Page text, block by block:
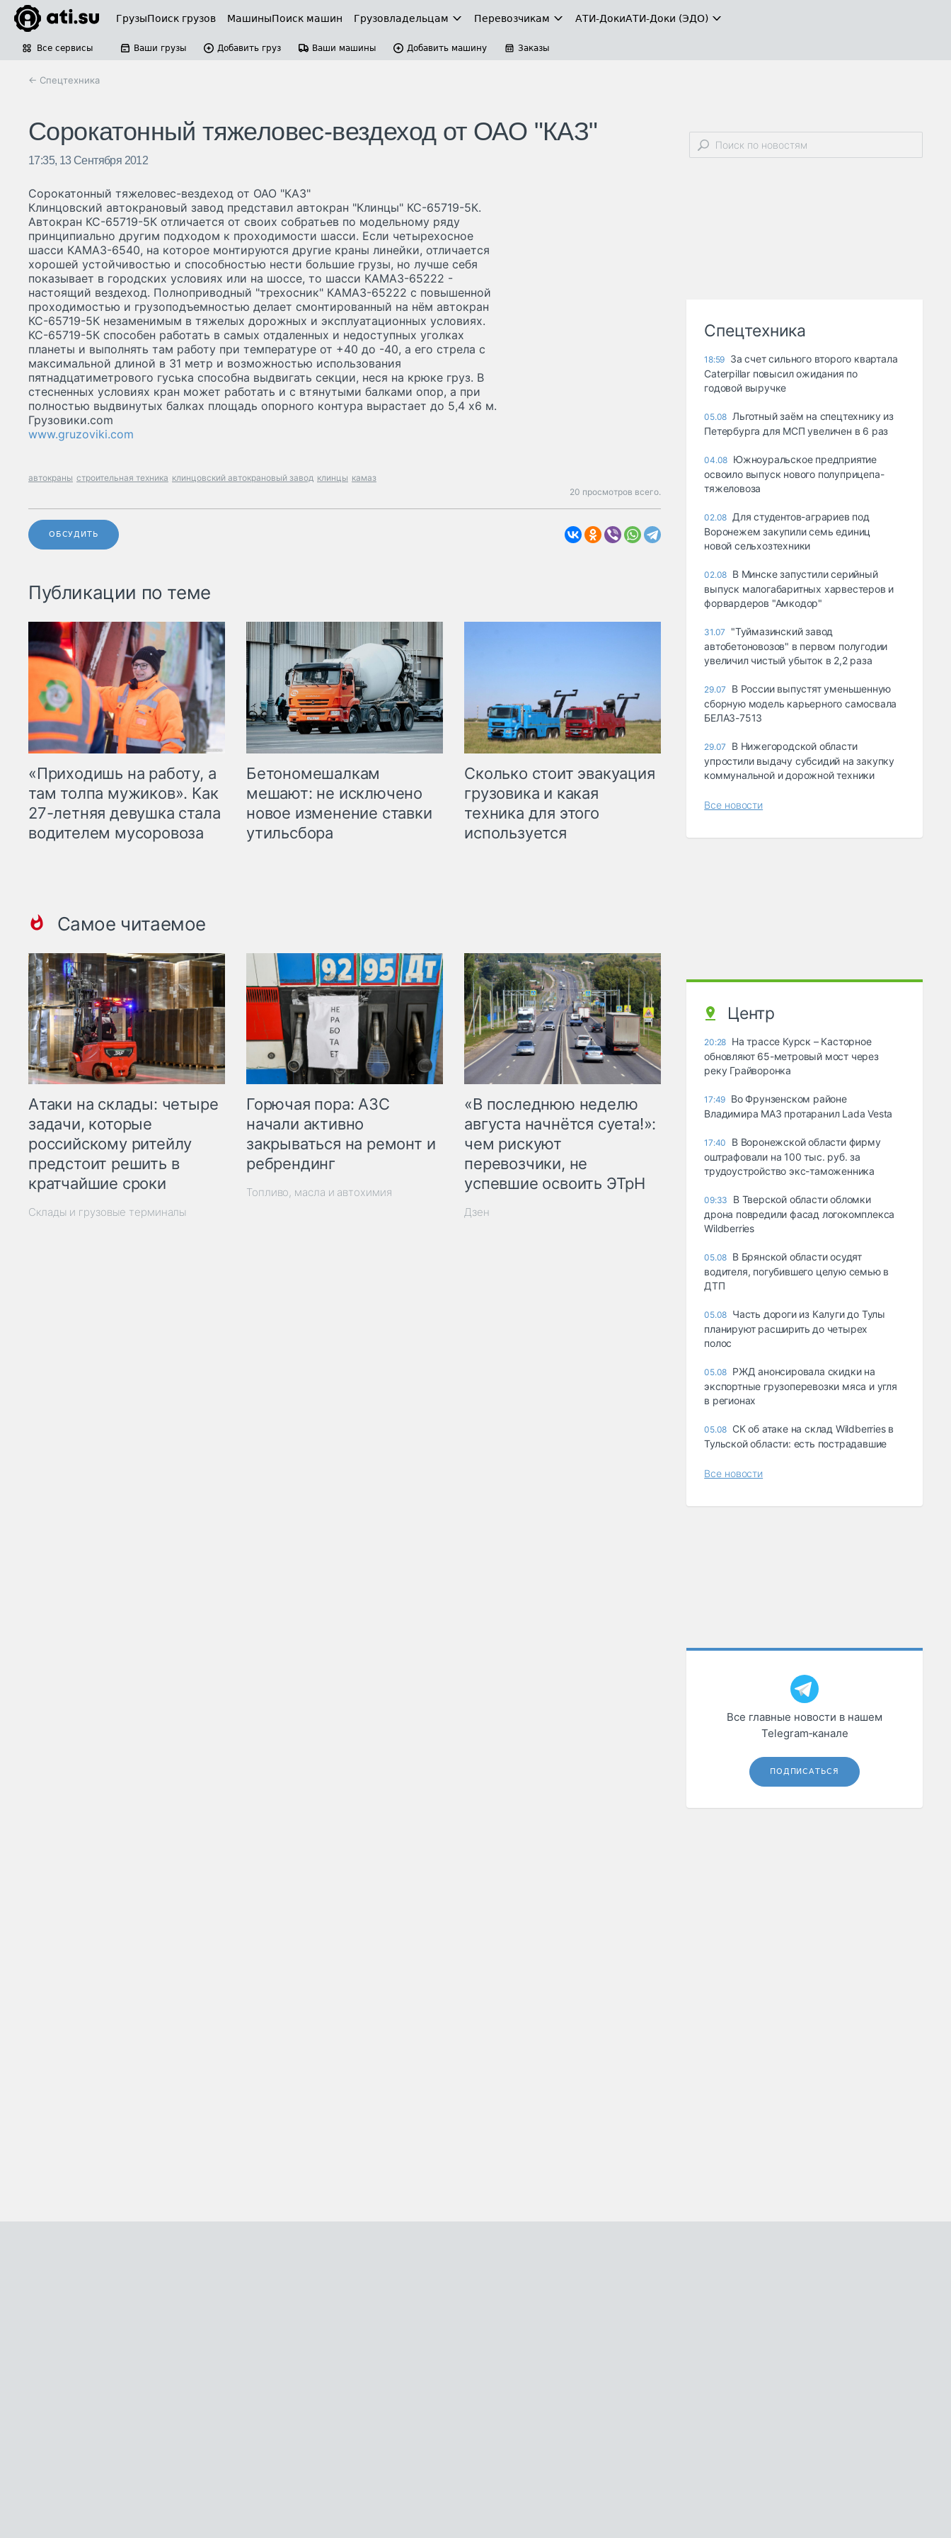
ГрузыПоиск грузов МашиныПоиск машин Грузовладельцам Перевозчикам АТИ-ДокиАТИ-Доки (ЭДО)
Все сервисы Ваши грузы Добавить груз Ваши машины Добавить машину Заказы
← Спецтехника
Сорокатонный тяжеловес-вездеход от ОАО "КАЗ"
17:35, 13 Сентября 2012
Сорокатонный тяжеловес-вездеход от ОАО "КАЗ"
Клинцовский автокрановый завод представил автокран "Клинцы" КС-65719-5К.
Автокран КС-65719-5К отличается от своих собратьев по модельному ряду
принципиально другим подходом к проходимости шасси. Если четырехосное
шасси КАМАЗ-6540, на которое монтируются другие краны линейки, отличается
хорошей устойчивостью и способностью нести большие грузы, но лучше себя
показывает в городских условиях или на шоссе, то шасси КАМАЗ-65222 -
настоящий вездеход. Полноприводный "трехосник" КАМАЗ-65222 с повышенной
проходимостью и грузоподъемностью делает смонтированный на нём автокран
КС-65719-5К незаменимым в тяжелых дорожных и эксплуатационных условиях.
КС-65719-5К способен работать в самых отдаленных и недоступных уголках
планеты и выполнять там работу при температуре от +40 до -40, а его стрела с
максимальной длиной в 31 метр и возможностью использования
пятнадцатиметрового гуська способна выдвигать секции, неся на крюке груз. В
стесненных условиях кран может работать и с втянутыми балками опор, а при
полностью выдвинутых балках площадь опорного контура вырастает до 5,4 х6 м.
Грузовики.com
www.gruzoviki.com
автокраны строительная техника клинцовский автокрановый завод клинцы камаз
20 просмотров всего.
ОБСУДИТЬ
Публикации по теме
«Приходишь на работу, а
там толпа мужиков». Как
27-летняя девушка стала
водителем мусоровоза
Бетономешалкам
мешают: не исключено
новое изменение ставки
утильсбора
Сколько стоит эвакуация
грузовика и какая
техника для этого
используется
Самое читаемое
Атаки на склады: четыре
задачи, которые
российскому ритейлу
предстоит решить в
кратчайшие сроки
Склады и грузовые терминалы
Горючая пора: АЗС
начали активно
закрываться на ремонт и
ребрендинг
Топливо, масла и автохимия
«В последнюю неделю
августа начнётся суета!»:
чем рискуют
перевозчики, не
успевшие освоить ЭТрН
Дзен
Спецтехника
18:59 За счет сильного второго квартала
Caterpillar повысил ожидания по
годовой выручке
05.08 Льготный заём на спецтехнику из
Петербурга для МСП увеличен в 6 раз
04.08 Южноуральское предприятие
освоило выпуск нового полуприцепа-
тяжеловоза
02.08 Для студентов-аграриев под
Воронежем закупили семь единиц
новой сельхозтехники
02.08 В Минске запустили серийный
выпуск малогабаритных харвестеров и
форвардеров "Амкодор"
31.07
"Туймазинский завод
автобетоновозов" в первом полугодии
увеличил чистый убыток в 2,2 раза
29.07
В России выпустят уменьшенную
сборную модель карьерного самосвала
БЕЛАЗ-7513
29.07
В Нижегородской области
упростили выдачу субсидий на закупку
коммунальной и дорожной техники
Все новости
Центр
20:28 На трассе Курск – Касторное
обновляют 65-метровый мост через
реку Грайворонка
17:49 Во Фрунзенском районе
Владимира МАЗ протаранил Lada Vesta
17:40
В Воронежской области фирму
оштрафовали на 100 тыс. руб. за
трудоустройство экс-таможенника
09:33
В Тверской области обломки
дрона повредили фасад логокомплекса
Wildberries
05.08 В Брянской области осудят
водителя, погубившего целую семью в
ДТП
05.08 Часть дороги из Калуги до Тулы
планируют расширить до четырех
полос
05.08 РЖД анонсировала скидки на
экспортные грузоперевозки мяса и угля
в регионах
05.08 СК об атаке на склад Wildberries в
Тульской области: есть пострадавшие
Все новости
Все главные новости в нашем
Telegram‑канале
ПОДПИСАТЬСЯ